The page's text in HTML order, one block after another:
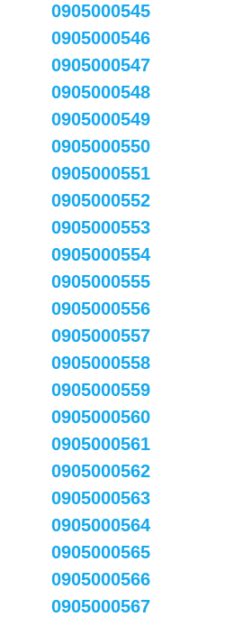
0905000545
0905000546
0905000547
0905000548
0905000549
0905000550
0905000551
0905000552
0905000553
0905000554
0905000555
0905000556
0905000557
0905000558
0905000559
0905000560
0905000561
0905000562
0905000563
0905000564
0905000565
0905000566
0905000567